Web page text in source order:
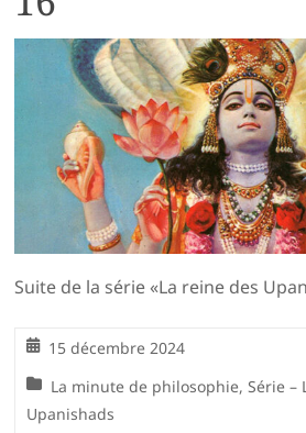
Suite de la série «La reine des
15 décembre 2024
La minute de philosophie,Série –
Upanishads